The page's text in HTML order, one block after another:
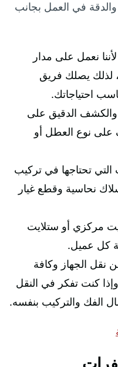
والدقة في العمل بجانب
نعمل على مدار
لذلك يصلك فريق
احتياجاتك.
والكشف الدقيق على
على نوع العطل أو
التي تحتاجها في تركيب
نحاسية وقطع غيار
مركزي أو ستلايت
كل عميل.
نقل الجهاز وكافة
كنت تفكر في النقل
الفك والتركيب بنفسه.